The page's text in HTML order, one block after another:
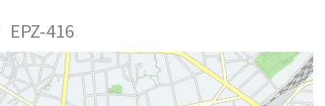
EPZ-416